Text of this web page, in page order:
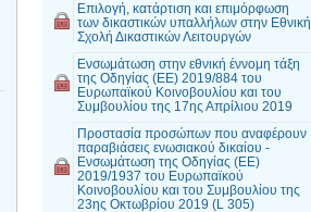
Επιλογή, κατάρτιση και επιμόρφωση
των δικαστικών υπαλλήλων στην Εθνική
Σχολή Δικαστικών Λειτουργών
Ενσωμάτωση στην εθνική έννομη τάξη
της Οδηγίας (ΕΕ) 2019/884 του
Ευρωπαϊκού Κοινοβουλίου και του
Συμβουλίου της 17ης Απρίλιου 2019
Προστασία προσώπων που αναφέρουν
παραβιάσεις ενωσιακού δικαίου -
Ενσωμάτωση της Οδηγίας (ΕΕ)
2019/1937 του Ευρωπαϊκού
Κοινοβουλίου και του Συμβουλίου της
23ης Οκτωβρίου 2019 (L 305)